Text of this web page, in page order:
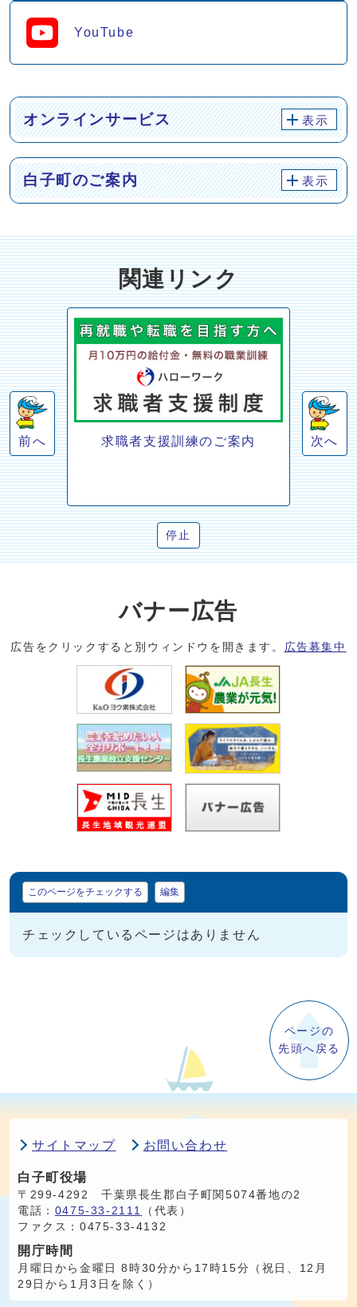
YouTube
オンラインサービス 表示
白子町のご案内 表示
関連リンク
前へ 求職者支援訓練のご案内 次へ
停止
バナー広告
広告をクリックすると別ウィンドウを開きます。 広告募集中
マイページ
このページをチェックする 編集
チェックしているページはありません
ページの
先頭へ戻る
サイトマップ お問い合わせ
白子町役場
〒299-4292 千葉県長生郡白子町関5074番地の2
電話： 0475-33-2111
（代表）
ファクス：0475-33-4132
開庁時間
月曜日から金曜日 8時30分から17時15分（祝日、12月
29日から1月3日を除く）